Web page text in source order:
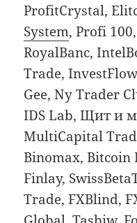
ProfitCrystal,
System, Profi
RoyalBanc,
Trade,
Gee, Ny Trader
IDS Lab, Щит и
MultiCapital
Binomax, Bitcoin
Finlay,
Trade, FXBlind,